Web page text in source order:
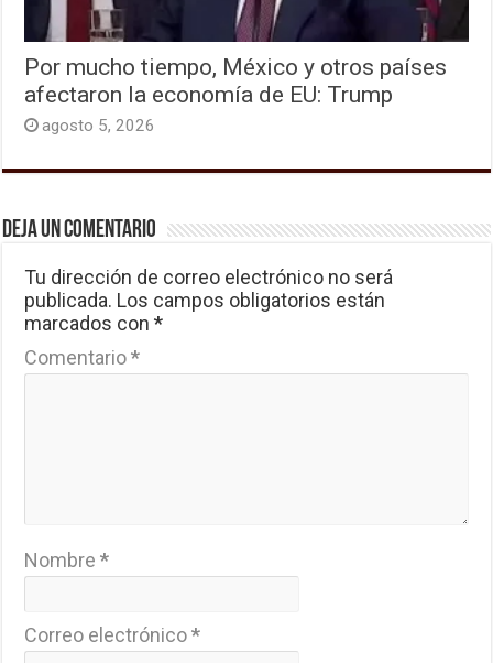
Por mucho tiempo, México y otros países
afectaron la economía de EU: Trump
agosto 5, 2026
Deja un comentario
Tu dirección de correo electrónico no será
publicada. Los campos obligatorios están
marcados con*
Comentario*
Nombre*
Correo electrónico*